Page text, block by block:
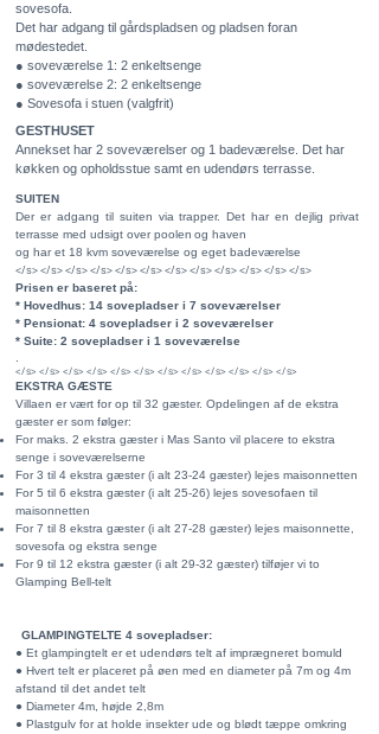
sovesofa.
Det har adgang til gårdspladsen og pladsen foran
mødestedet.
● soveværelse 1: 2 enkeltsenge
● soveværelse 2: 2 enkeltsenge
● Sovesofa i stuen (valgfrit)
GESTHUSET
Annekset har 2 soveværelser og 1 badeværelse. Det har
køkken og opholdsstue samt en udendørs terrasse.
SUITEN
Der er adgang til suiten via trapper. Det har en dejlig privat
terrasse med udsigt over poolen og haven
og har et 18 kvm soveværelse og eget badeværelse
</s> </s> </s> </s> </s> </s> </s> </s> </s> </s> </s> </s>
Prisen er baseret på:
* Hovedhus: 14 sovepladser i 7 soveværelser
* Pensionat: 4 sovepladser i 2 soveværelser
* Suite: 2 sovepladser i 1 soveværelse
</s> </s> </s> </s> </s> </s> </s> </s> </s> </s> </s> </s>
EKSTRA GÆSTE
Villaen er vært for op til 32 gæster. Opdelingen af ​​de ekstra
gæster er som følger:
For maks. 2 ekstra gæster i Mas Santo vil placere to ekstra
senge i soveværelserne
For 3 til 4 ekstra gæster (i alt 23-24 gæster) lejes maisonnetten
For 5 til 6 ekstra gæster (i alt 25-26) lejes sovesofaen til
maisonnetten
For 7 til 8 ekstra gæster (i alt 27-28 gæster) lejes maisonnette,
sovesofa og ekstra senge
For 9 til 12 ekstra gæster (i alt 29-32 gæster) tilføjer vi to
Glamping Bell-telt
GLAMPINGTELTE 4 sovepladser:
● Et glampingtelt er et udendørs telt af imprægneret bomuld
● Hvert telt er placeret på øen med en diameter på 7m og 4m
afstand til det andet telt
● Diameter 4m, højde 2,8m
● Plastgulv for at holde insekter ude og blødt tæppe omkring